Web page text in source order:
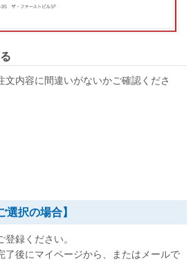
作所
所
文内容に間違いがないかご確認くださ
選択の場合】
録ください。
了後にマイページから、またはメールで